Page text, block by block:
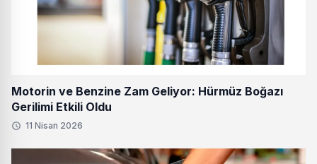
Motorin ve Benzine Zam Geliyor: Hürmüz Boğazı
Gerilimi Etkili Oldu
11 Nisan 2026